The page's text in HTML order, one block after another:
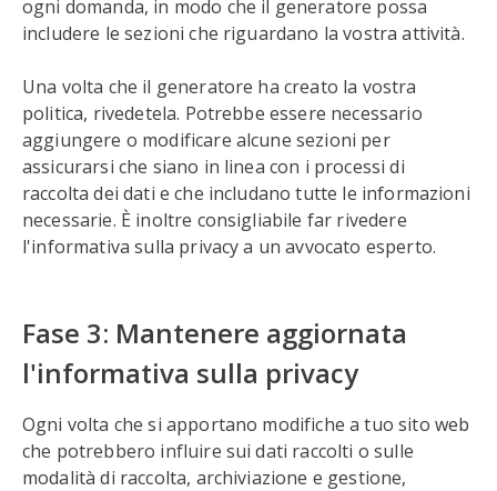
ogni domanda, in modo che il generatore possa
includere le sezioni che riguardano la vostra attività.
Una volta che il generatore ha creato la vostra
politica, rivedetela. Potrebbe essere necessario
aggiungere o modificare alcune sezioni per
assicurarsi che siano in linea con i processi di
raccolta dei dati e che includano tutte le informazioni
necessarie. È inoltre consigliabile far rivedere
l'informativa sulla privacy a un avvocato esperto.
Fase 3: Mantenere aggiornata
l'informativa sulla privacy
Ogni volta che si apportano modifiche a tuo sito web
che potrebbero influire sui dati raccolti o sulle
modalità di raccolta, archiviazione e gestione,